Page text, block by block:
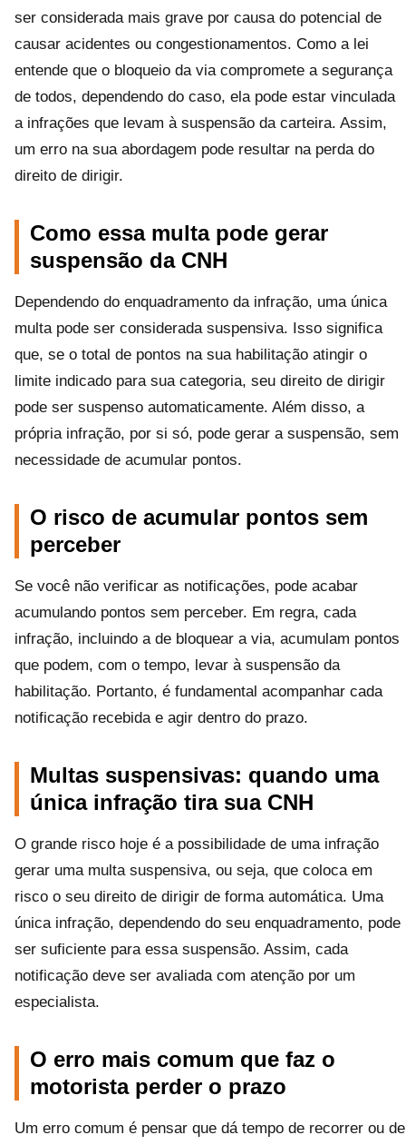
ser considerada mais grave por causa do potencial de
causar acidentes ou congestionamentos. Como a lei
entende que o bloqueio da via compromete a segurança
de todos, dependendo do caso, ela pode estar vinculada
a infrações que levam à suspensão da carteira. Assim,
um erro na sua abordagem pode resultar na perda do
direito de dirigir.
Como essa multa pode gerar
suspensão da CNH
Dependendo do enquadramento da infração, uma única
multa pode ser considerada suspensiva. Isso significa
que, se o total de pontos na sua habilitação atingir o
limite indicado para sua categoria, seu direito de dirigir
pode ser suspenso automaticamente. Além disso, a
própria infração, por si só, pode gerar a suspensão, sem
necessidade de acumular pontos.
O risco de acumular pontos sem
perceber
Se você não verificar as notificações, pode acabar
acumulando pontos sem perceber. Em regra, cada
infração, incluindo a de bloquear a via, acumulam pontos
que podem, com o tempo, levar à suspensão da
habilitação. Portanto, é fundamental acompanhar cada
notificação recebida e agir dentro do prazo.
Multas suspensivas: quando uma
única infração tira sua CNH
O grande risco hoje é a possibilidade de uma infração
gerar uma multa suspensiva, ou seja, que coloca em
risco o seu direito de dirigir de forma automática. Uma
única infração, dependendo do seu enquadramento, pode
ser suficiente para essa suspensão. Assim, cada
notificação deve ser avaliada com atenção por um
especialista.
O erro mais comum que faz o
motorista perder o prazo
Um erro comum é pensar que dá tempo de recorrer ou de